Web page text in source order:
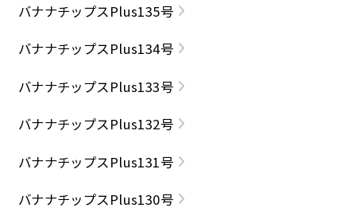
バナナチップスPlus135号
バナナチップスPlus134号
バナナチップスPlus133号
バナナチップスPlus132号
バナナチップスPlus131号
バナナチップスPlus130号